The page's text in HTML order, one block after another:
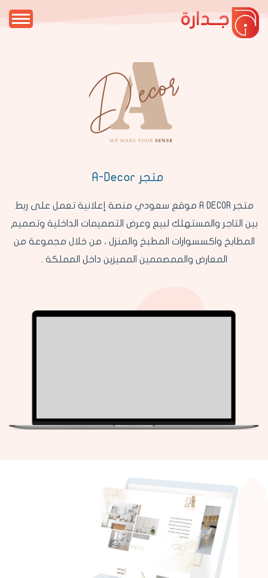
جــدارة
متجر A-Decor
متجر A DECOR موقع سعودي منصة إعلانية تعمل على ربط
بين التاجر والمستهلك لبيع وعرض التصميمات الداخلية وتصميم
المطابخ واكسسوارات المطبخ والمنزل ، من خلال مجموعة من
المعارض والممصممين المميزين داخل المملكة .